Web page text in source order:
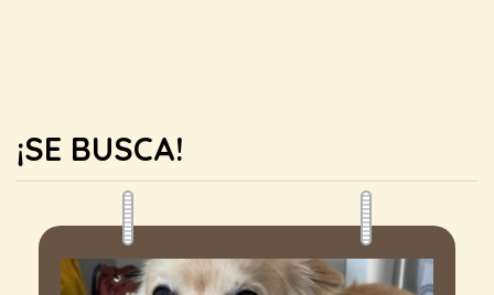
¡SE BUSCA!